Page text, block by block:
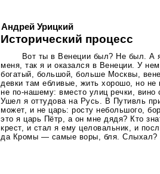
Андрей Урицкий
Исторический процесс
Вот ты в Венеции был? Не был. А
меня, так я и оказался в Венеции. У
богатый, большой, больше Москвы,
девки там ебливые, жить хорошо, но не
не по-нашему: вместо улиц речки,
Ушел я оттудова на Русь. В Путивль
может, и не царь: росту небольшого,
это я царь Пётр, а он мне дядя? Кто
крест, и стал я ему целовальник, и
да Кромы — самые воры, бля. Слыхал?